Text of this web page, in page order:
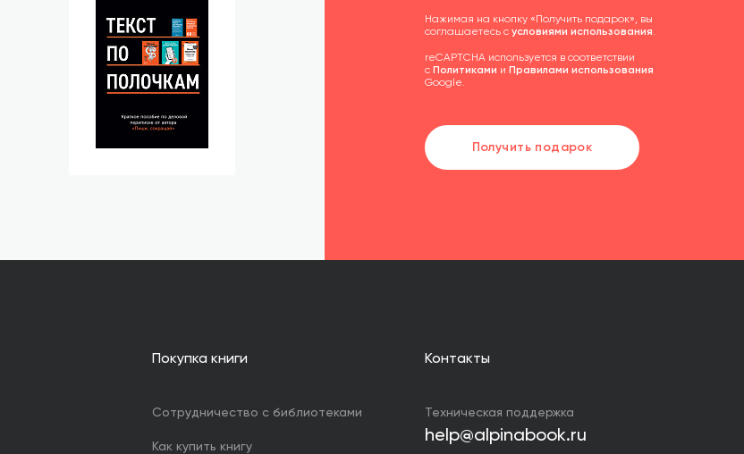
Нажимая на кнопку «Получить подарок», вы
соглашаетесь с условиями использования.
reCAPTCHA используется в соответствии
с Политиками и Правилами использования
Google.
Получить подарок
Покупка книги
Сотрудничество с библиотеками
Как купить книгу
Контакты
Техническая поддержка
help@alpinabook.ru